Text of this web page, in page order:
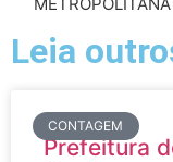
Leia
CONTAGEM
Prefeitura